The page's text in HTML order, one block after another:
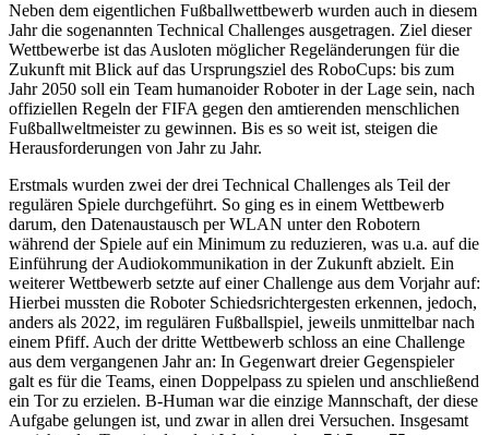
Neben dem eigentlichen Fußballwettbewerb wurden auch in diesem
Jahr die sogenannten Technical Challenges ausgetragen. Ziel dieser
Wettbewerbe ist das Ausloten möglicher Regeländerungen für die
Zukunft mit Blick auf das Ursprungsziel des RoboCups: bis zum
Jahr 2050 soll ein Team humanoider Roboter in der Lage sein, nach
offiziellen Regeln der FIFA gegen den amtierenden menschlichen
Fußballweltmeister zu gewinnen. Bis es so weit ist, steigen die
Herausforderungen von Jahr zu Jahr.
Erstmals wurden zwei der drei Technical Challenges als Teil der
regulären Spiele durchgeführt. So ging es in einem Wettbewerb
darum, den Datenaustausch per WLAN unter den Robotern
während der Spiele auf ein Minimum zu reduzieren, was u.a. auf die
Einführung der Audiokommunikation in der Zukunft abzielt. Ein
weiterer Wettbewerb setzte auf einer Challenge aus dem Vorjahr auf:
Hierbei mussten die Roboter Schiedsrichtergesten erkennen, jedoch,
anders als 2022, im regulären Fußballspiel, jeweils unmittelbar nach
einem Pfiff. Auch der dritte Wettbewerb schloss an eine Challenge
aus dem vergangenen Jahr an: In Gegenwart dreier Gegenspieler
galt es für die Teams, einen Doppelpass zu spielen und anschließend
ein Tor zu erzielen. B-Human war die einzige Mannschaft, der diese
Aufgabe gelungen ist, und zwar in allen drei Versuchen. Insgesamt